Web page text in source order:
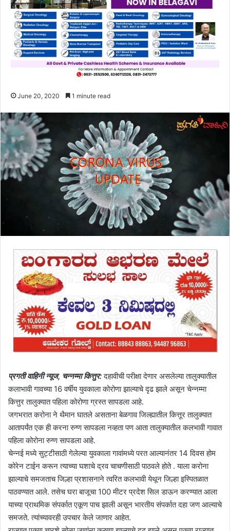
June 20, 2020 1 minute read
प्रगती वाहिनी न्यूज, चन्नम्मा कित्तुर:दहावीची परीक्षा देणार असलेल्या तालुक्यातील
कलाभावी गावच्या 16 वर्षीय युवकाला कोरोणा झाल्याचे दृढ झाले असून चेन्नम्मा
कित्तुर तालुक्यात पहिला कोरोणा ग्रस्त सापडला आहे.
जगभरात करोना ने थैमान घातले असताना बेळगाव जिल्ह्यातील कित्तूर तालुक्यात
आतापर्यंत एक ही करना रुग्ण सापडला नव्हता पण आता तालुक्यातील कलभावी गावात
पहिला कोरोना रुग्ण सापडला आहे.
चेन्नई मध्ये सुट्टीसाठी गेलेल्या युवकाला गावांमध्ये परत आल्यानंतर 14 दिवस होम
कोरेन टाईन करून त्याच्या घशाचे द्रव चाचणीसाठी पाठवले होते . याला करोना
झाल्याचे समजताच जिल्हा प्रशासनाने त्वरित कलभावी येथून जिल्हा इस्पितळात
पाठवण्यात आले. तसेच घरा बाजूचा 100 मीटर प्रदेश सिल डाऊन करण्यात आला
याच्या प्राथमिक संपर्कात एकूण पाच झाली असून भारतीय संपर्कात दहा जण आल्याचे
समजते. त्यांच्यावरही उपचार केले जाणार आहेत.